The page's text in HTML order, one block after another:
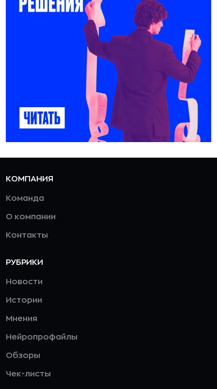
КОМПАНИЯ
Команда
О компании
Контакты
РУБРИКИ
Новости
Истории
Мнения
Нейропрофайлы
Обзоры
Чек-листы